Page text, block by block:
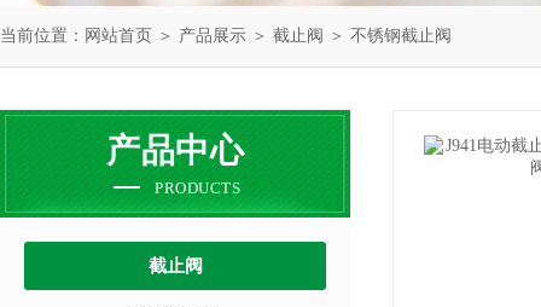
当前位置： 网站首页 ＞ 产品展示 ＞ 截止阀 ＞ 不锈钢截止阀
产品中心
PRODUCTS
截止阀